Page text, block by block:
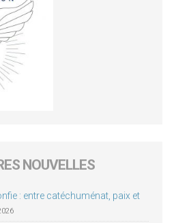
NOUVELLES
: entre catéchuménat, paix et